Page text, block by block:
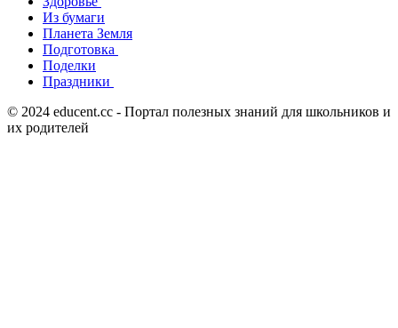
Из бумаги
Планета Земля
Подготовка
Поделки
Праздники
© 2024 educent.cc - Портал полезных знаний для школьников и
их родителей